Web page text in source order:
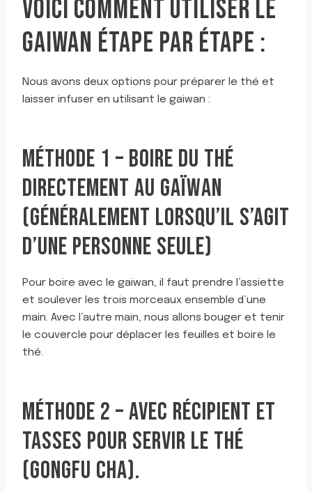
VOICI COMMENT UTILISER LE
GAIWAN ÉTAPE PAR ÉTAPE :
Nous avons deux options pour préparer le thé et
laisser infuser en utilisant le gaiwan :
MÉTHODE 1 – BOIRE DU THÉ
DIRECTEMENT AU GAÏWAN
(GÉNÉRALEMENT LORSQU’IL S’AGIT
D’UNE PERSONNE SEULE)
Pour boire avec le gaiwan, il faut prendre l’assiette
et soulever les trois morceaux ensemble d’une
main. Avec l’autre main, nous allons bouger et tenir
le couvercle pour déplacer les feuilles et boire le
thé.
MÉTHODE 2 – AVEC RÉCIPIENT ET
TASSES POUR SERVIR LE THÉ
(GONGFU CHA).